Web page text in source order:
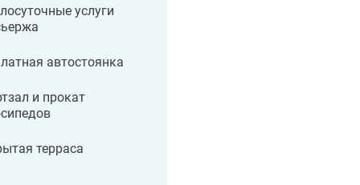
услуги
автостоянка
и прокат
терраса